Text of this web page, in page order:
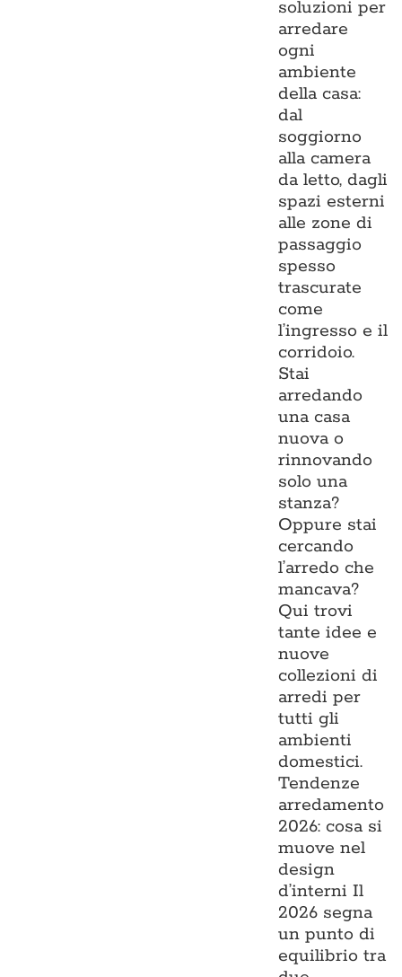
soluzioni per
arredare
ogni
ambiente
della casa:
dal
soggiorno
alla camera
da letto, dagli
spazi esterni
alle zone di
passaggio
spesso
trascurate
come
l’ingresso e il
corridoio.
Stai
arredando
una casa
nuova o
rinnovando
solo una
stanza?
Oppure stai
cercando
l’arredo che
mancava?
Qui trovi
tante idee e
nuove
collezioni di
arredi per
tutti gli
ambienti
domestici.
Tendenze
arredamento
2026: cosa si
muove nel
design
d’interni Il
2026 segna
un punto di
equilibrio tra